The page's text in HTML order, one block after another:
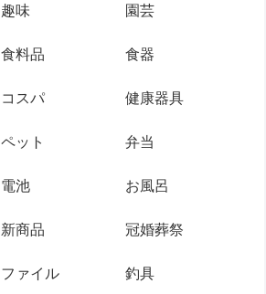
趣味 園芸
食料品 食器
コスパ 健康器具
ペット 弁当
電池 お風呂
新商品 冠婚葬祭
ファイル 釣具